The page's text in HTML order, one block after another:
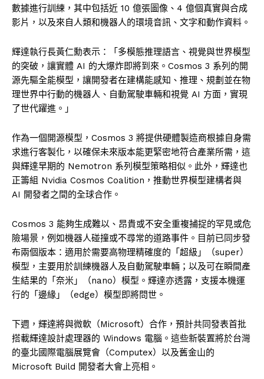
數據進行訓練，其中包括近 10 億張圖像、4 億個真實與合成
影片，以及來自人類和機器人的環境音訊、文字和動作資料。
輝達執行長黃仁勳表示：「多模態推理語言、視覺與世界模型
的突破，讓實體 AI 的大爆炸即將到來。Cosmos 3 系列的開
源先驅全能模型，讓開發者在建構能感知、推理、規劃並在物
理世界中行動的機器人、自動駕駛車輛和視覺 AI 方面，實現
了世代躍進。」
作為一個開源模型，Cosmos 3 將提供硬體製造商根據自身需
求進行客製化，以確保未來版本能更緊密地符合產業所需，這
與輝達早期的 Nemotron 系列模型策略相似。此外，輝達也
正籌組 Nvidia Cosmos Coalition，推動世界模型建構者與
AI 開發者之間的全球合作。
Cosmos 3 能夠生成難以、昂貴或不安全重複捕捉的罕見或危
險場景，例如機器人碰撞或不尋常的道路事件。目前已同步發
布兩個版本：適用於需要高物理精確度的「超級」（super）
模型，主要用於訓練機器人及自動駕駛車輛；以及可在瞬間產
生結果的「奈米」（nano）模型。輝達亦透露，支援本機運
行的「邊緣」（edge）模型即將問世。
下週，輝達將與微軟（Microsoft）合作，預計共同發表首批
搭載輝達設計處理器的 Windows 電腦。這些新裝置將於台灣
的臺北國際電腦展覽會（Computex）以及舊金山的
Microsoft Build 開發者大會上亮相。